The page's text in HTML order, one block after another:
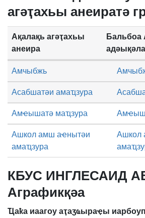
агәҭахьы анеиратә
Ақалақь агәҭахьы
анеира
Бальбоа
Асабшатәи амаҵзура
Амҽышатә маҵзура
Амчыбжь
Ашкол амш аҽнытәи
амаҵзура
Ашкол
КБУС ИНГЛЕСАИД
Аграфикқәа
Ҵаҟа иаагоу аҭаӡҩыраҿы